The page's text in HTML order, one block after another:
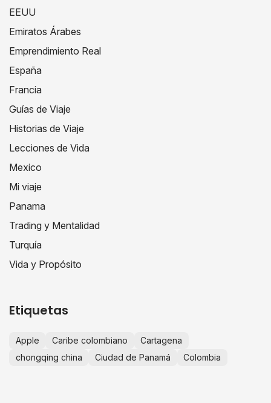
EEUU
Emiratos Árabes
Emprendimiento Real
España
Francia
Guías de Viaje
Historias de Viaje
Lecciones de Vida
Mexico
Mi viaje
Panama
Trading y Mentalidad
Turquía
Vida y Propósito
Etiquetas
Apple Caribe colombiano
Cartagena
chongqing china
Ciudad de Panamá
Colombia